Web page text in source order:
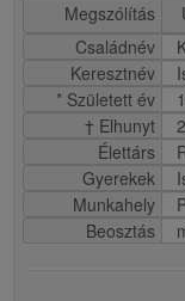
Megszólítás
Családnév
Keresztnév
* Született év
† Elhunyt
Élettárs
Gyerekek
Munkahely
Beosztás